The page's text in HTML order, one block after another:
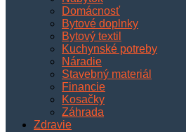
Domácnosť
Bytové doplnky
Bytový textil
Kuchynské potreby
Náradie
Stavebný materiál
Financie
Kosačky
Záhrada
Zdravie